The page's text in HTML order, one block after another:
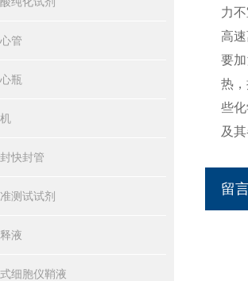
管
瓶
快封管
测试试剂
液
细胞仪鞘液
力
高
要
热
些
及
留